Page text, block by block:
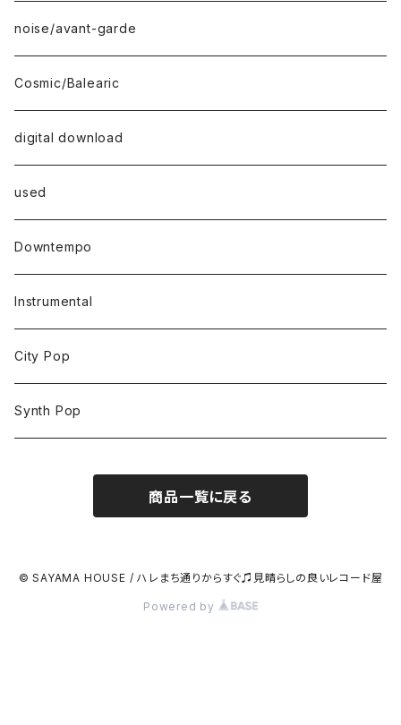
noise/avant-garde
Cosmic/Balearic
digital download
used
Downtempo
Instrumental
City Pop
Synth Pop
商品一覧に戻る
© SAYAMA HOUSE / ハレまち通りからすぐ♫見晴らしの良いレコード屋
Powered by